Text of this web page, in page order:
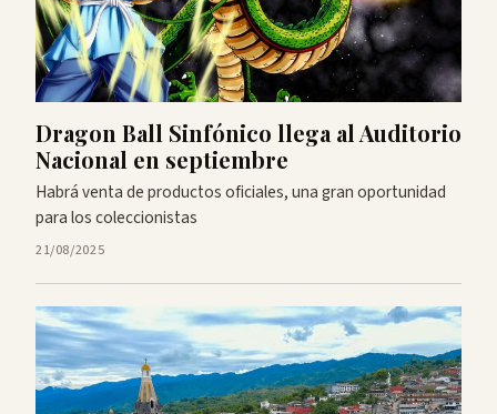
Dragon Ball Sinfónico llega al Auditorio
Nacional en septiembre
Habrá venta de productos oficiales, una gran oportunidad
para los coleccionistas
21/08/2025